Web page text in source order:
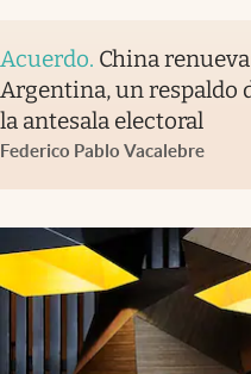
Acuerdo. China
Argentina, un respaldo
la antesala electoral
Federico Pablo Vacalebre